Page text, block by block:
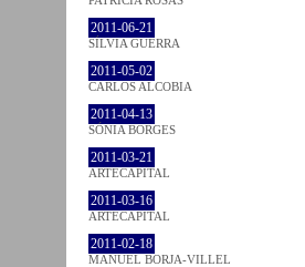
2011-06-21
SÍLVIA GUERRA
2011-05-02
CARLOS ALCOBIA
2011-04-13
SÓNIA BORGES
2011-03-21
ARTECAPITAL
2011-03-16
ARTECAPITAL
2011-02-18
MANUEL BORJA-VILLEL